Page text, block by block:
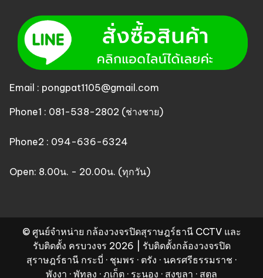
Email : pongpat1105@gmail.com
Phone1 : 081-538-2802 (ช่างชาย)
Phone2 : 094-636-6324
Open: 8.00น. - 20.00น. (ทุกวัน)
© ศูนย์จำหน่าย กล้องวงจรปิดสุราษฎร์ธานี CCTV และ
รับติดตั้ง ครบวงจร 2026 | รับติดตั้งกล้องวงจรปิด
สุราษฎร์ธานี กระบี่ · ชุมพร · ตรัง · นครศรีธรรมราช ·
พังงา · พัทลุง · ภูเก็ต · ระนอง · สงขลา · สตูล